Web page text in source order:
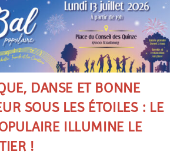
DANSE ET BONNE
SOUS LES ÉTOILES : LE
ILLUMINE LE
!